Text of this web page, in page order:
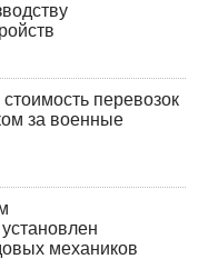
перевозок
за военные
механиков